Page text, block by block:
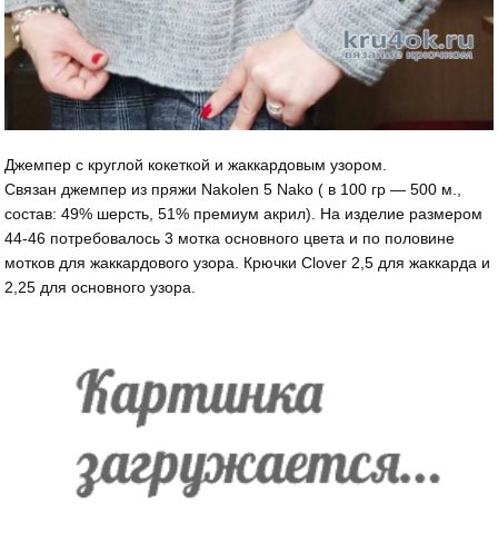
Джемпер с круглой кокеткой и жаккардовым узором.
Связан джемпер из пряжи Nakolen 5 Nako ( в 100 гр — 500 м.,
состав: 49% шерсть, 51% премиум акрил). На изделие размером
44-46 потребовалось 3 мотка основного цвета и по половине
мотков для жаккардового узора. Крючки Clover 2,5 для жаккарда и
2,25 для основного узора.